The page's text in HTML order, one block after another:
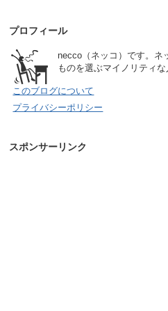
プロフィール
necco（ネッコ）です。ネ
ものを選ぶマイノリティな
このブログについて
プライバシーポリシー
スポンサーリンク